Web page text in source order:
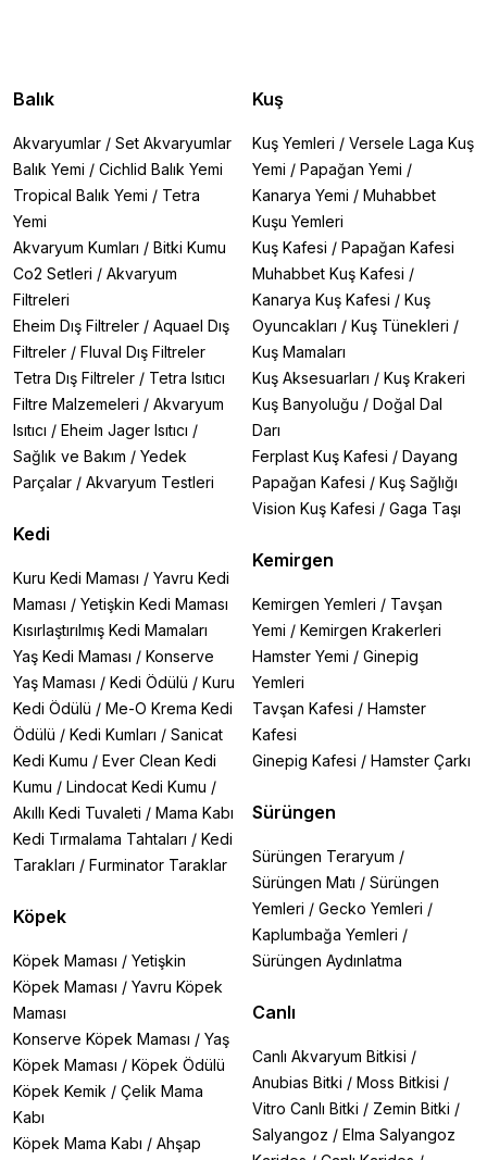
Balık
Akvaryumlar / Set Akvaryumlar
Balık Yemi / Cichlid Balık Yemi
Tropical Balık Yemi / Tetra
Yemi
Akvaryum Kumları / Bitki Kumu
Co2 Setleri / Akvaryum
Filtreleri
Eheim Dış Filtreler / Aquael Dış
Filtreler / Fluval Dış Filtreler
Tetra Dış Filtreler / Tetra Isıtıcı
Filtre Malzemeleri / Akvaryum
Isıtıcı / Eheim Jager Isıtıcı /
Sağlık ve Bakım / Yedek
Parçalar / Akvaryum Testleri
Kedi
Kuru Kedi Maması / Yavru Kedi
Maması / Yetişkin Kedi Maması
Kısırlaştırılmış Kedi Mamaları
Yaş Kedi Maması / Konserve
Yaş Maması / Kedi Ödülü / Kuru
Kedi Ödülü / Me-O Krema Kedi
Ödülü / Kedi Kumları / Sanicat
Kedi Kumu / Ever Clean Kedi
Kumu / Lindocat Kedi Kumu /
Akıllı Kedi Tuvaleti / Mama Kabı
Kedi Tırmalama Tahtaları / Kedi
Tarakları / Furminator Taraklar
Köpek
Köpek Maması / Yetişkin
Köpek Maması / Yavru Köpek
Maması
Konserve Köpek Maması / Yaş
Köpek Maması / Köpek Ödülü
Köpek Kemik / Çelik Mama
Kabı
Köpek Mama Kabı / Ahşap
Kuş
Kuş Yemleri / Versele Laga Kuş
Yemi / Papağan Yemi /
Kanarya Yemi / Muhabbet
Kuşu Yemleri
Kuş Kafesi / Papağan Kafesi
Muhabbet Kuş Kafesi /
Kanarya Kuş Kafesi / Kuş
Oyuncakları / Kuş Tünekleri /
Kuş Mamaları
Kuş Aksesuarları / Kuş Krakeri
Kuş Banyoluğu / Doğal Dal
Darı
Ferplast Kuş Kafesi / Dayang
Papağan Kafesi / Kuş Sağlığı
Vision Kuş Kafesi / Gaga Taşı
Kemirgen
Kemirgen Yemleri / Tavşan
Yemi / Kemirgen Krakerleri
Hamster Yemi / Ginepig
Yemleri
Tavşan Kafesi / Hamster
Kafesi
Ginepig Kafesi / Hamster Çarkı
Sürüngen
Sürüngen Teraryum /
Sürüngen Matı / Sürüngen
Yemleri / Gecko Yemleri /
Kaplumbağa Yemleri /
Sürüngen Aydınlatma
Canlı
Canlı Akvaryum Bitkisi /
Anubias Bitki / Moss Bitkisi /
Vitro Canlı Bitki / Zemin Bitki /
Salyangoz / Elma Salyangoz